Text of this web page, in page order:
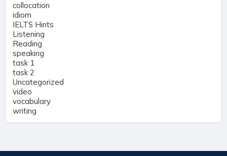
collocation
idiom
IELTS Hints
Listening
Reading
speaking
task 1
task 2
Uncategorized
video
vocabulary
writing